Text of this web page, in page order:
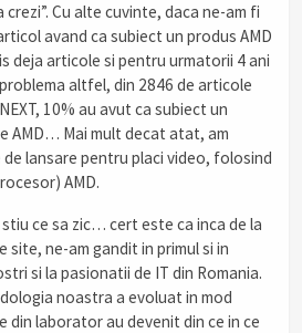
crezi”. Cu alte cuvinte, daca ne-am fi
avand ca subiect un produs AMD
deja articole si pentru urmatorii 4 ani
altfel, din 2846 de articole
10% au avut ca subiect un
AMD… Mai mult decat atat, am
lansare pentru placi video, folosind
AMD.
ce sa zic… cert este ca inca de la
site, ne-am gandit in primul si in
si la pasionatii de IT din Romania.
noastra a evoluat in mod
laborator au devenit din ce in ce